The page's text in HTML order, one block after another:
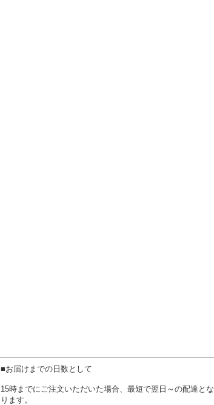
■お届けまでの日数として
15時までにご注文いただいた場合、最短で翌日～の配達とな
ります。